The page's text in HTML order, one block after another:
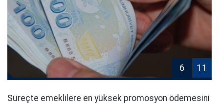
6 11
Süreçte emeklilere en yüksek promosyon ödemesini